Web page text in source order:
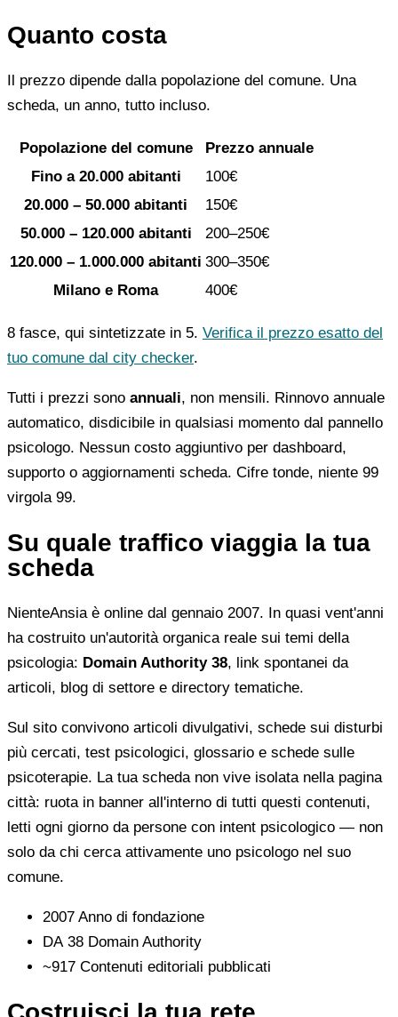
Quanto costa
Il prezzo dipende dalla popolazione del comune. Una
scheda, un anno, tutto incluso.
Popolazione del comune
Prezzo annuale
Fino a 20.000 abitanti
100€
20.000 – 50.000 abitanti
150€
50.000 – 120.000 abitanti
200–250€
120.000 – 1.000.000 abitanti 300–350€
Milano e Roma
400€
8 fasce, qui sintetizzate in 5. Verifica il prezzo esatto del
tuo comune dal city checker.
Tutti i prezzi sono annuali, non mensili. Rinnovo annuale
automatico, disdicibile in qualsiasi momento dal pannello
psicologo. Nessun costo aggiuntivo per dashboard,
supporto o aggiornamenti scheda. Cifre tonde, niente 99
virgola 99.
Su quale traffico viaggia la tua
scheda
NienteAnsia è online dal gennaio 2007. In quasi vent'anni
ha costruito un'autorità organica reale sui temi della
psicologia: Domain Authority 38, link spontanei da
articoli, blog di settore e directory tematiche.
Sul sito convivono articoli divulgativi, schede sui disturbi
più cercati, test psicologici, glossario e schede sulle
psicoterapie. La tua scheda non vive isolata nella pagina
città: ruota in banner all'interno di tutti questi contenuti,
letti ogni giorno da persone con intent psicologico — non
solo da chi cerca attivamente uno psicologo nel suo
comune.
2007 Anno di fondazione
DA 38 Domain Authority
~917 Contenuti editoriali pubblicati